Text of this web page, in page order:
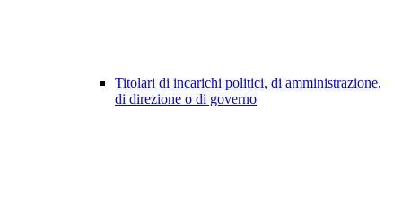
Titolari di incarichi politici, di amministrazione,
di direzione o di governo